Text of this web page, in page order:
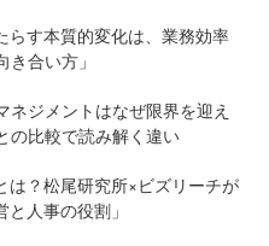
らす本質的変化は、業務効率
合い方」
ネジメントはなぜ限界を迎え
比較で読み解く違い
は？松尾研究所×ビズリーチが
人事の役割」